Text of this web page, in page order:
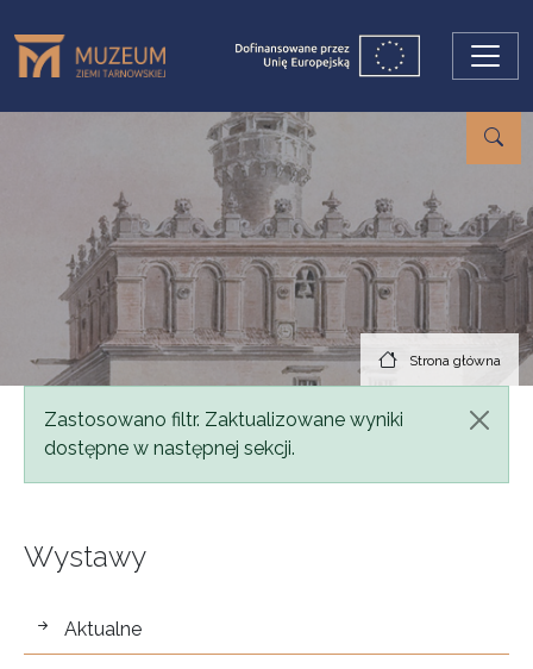
Strona główna
Komunikat
Zastosowano filtr. Zaktualizowane wyniki
dostępne w następnej sekcji.
Wystawy
wystawy
Aktualne